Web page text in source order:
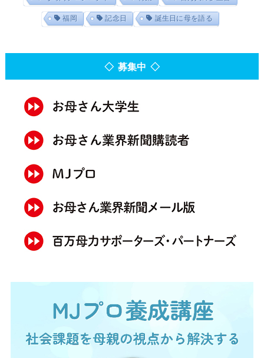
福岡 記念日 誕生日に母を語る
◇ 募集中 ◇